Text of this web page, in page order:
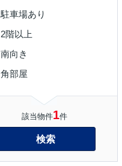
駐車場あり
2階以上
南向き
角部屋
該当物件1件
検索